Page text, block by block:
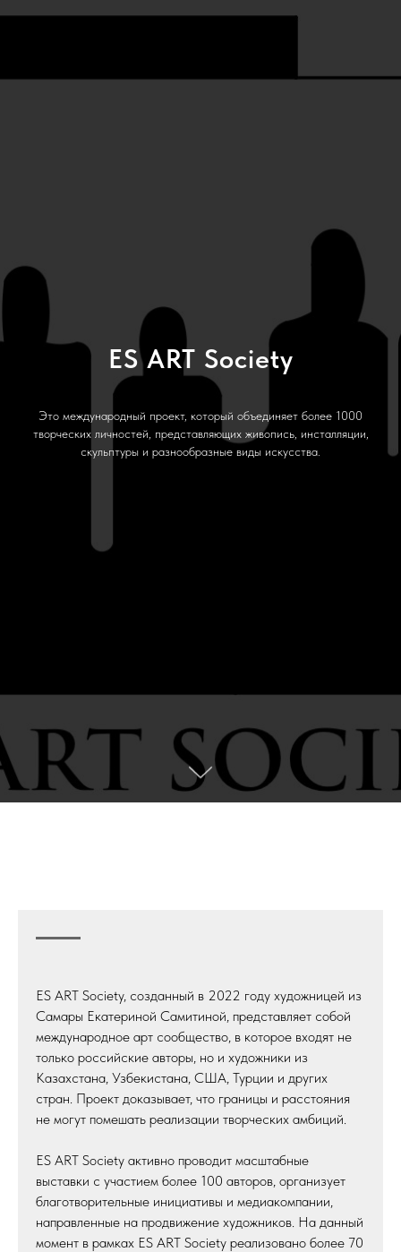
ES ART Society
Это международный проект, который объединяет более 1000
творческих личностей, представляющих живопись, инсталляции,
скульптуры и разнообразные виды искусства.
ES ART Society, созданный в 2022 году художницей из
Самары Екатериной Самитиной, представляет собой
международное арт сообщество, в которое входят не
только российские авторы, но и художники из
Казахстана, Узбекистана, США, Турции и других
стран. Проект доказывает, что границы и расстояния
не могут помешать реализации творческих амбиций.
ES ART Society активно проводит масштабные
выставки с участием более 100 авторов, организует
благотворительные инициативы и медиакомпании,
направленные на продвижение художников. На данный
момент в рамках ES ART Society реализовано более 70